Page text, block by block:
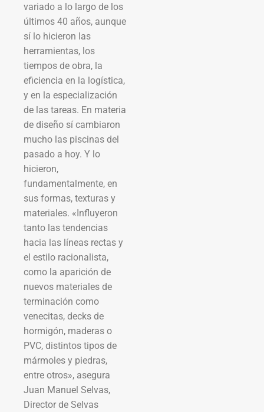
variado a lo largo de los
últimos 40 años, aunque
sí lo hicieron las
herramientas, los
tiempos de obra, la
eficiencia en la logística,
y en la especialización
de las tareas. En materia
de diseño sí cambiaron
mucho las piscinas del
pasado a hoy. Y lo
hicieron,
fundamentalmente, en
sus formas, texturas y
materiales. «Influyeron
tanto las tendencias
hacia las líneas rectas y
el estilo racionalista,
como la aparición de
nuevos materiales de
terminación como
venecitas, decks de
hormigón, maderas o
PVC, distintos tipos de
mármoles y piedras,
entre otros», asegura
Juan Manuel Selvas,
Director de Selvas